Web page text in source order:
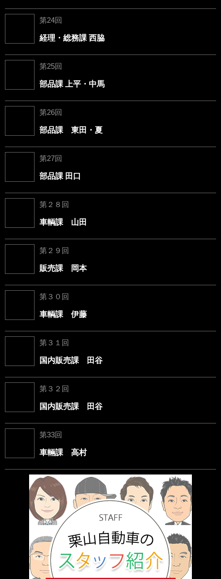
第24回
経理・総務課 西脇
第25回
部品課 上平・中馬
第26回
部品課 東田・夏
第27回
部品課 田口
第２８回
車輌課 山田
第２９回
販売課 岡本
第３０回
車輌課 伊藤
第３１回
国内販売課 田谷
第３２回
国内販売課 田谷
第33回
車輛課 高村